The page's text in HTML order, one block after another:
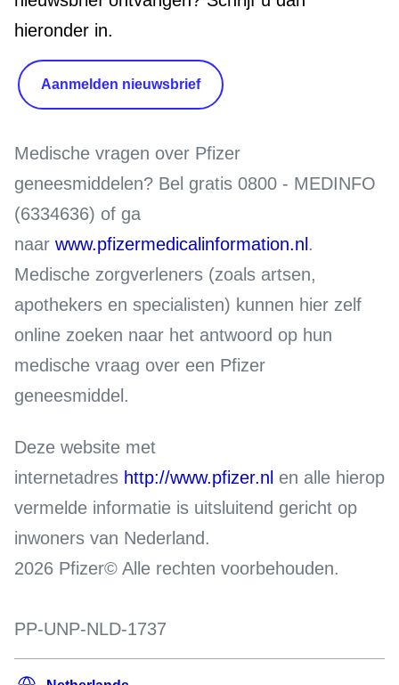
hieronder in.
Aanmelden nieuwsbrief
Medische vragen over Pfizer
geneesmiddelen? Bel gratis 0800 - MEDINFO
(6334636) of ga
naar www.pfizermedicalinformation.nl .
Medische zorgverleners (zoals artsen,
apothekers en specialisten) kunnen hier zelf
online zoeken naar het antwoord op hun
medische vraag over een Pfizer
geneesmiddel.
Deze website met
internetadres http://www.pfizer.nl en alle hierop
vermelde informatie is uitsluitend gericht op
inwoners van Nederland.
2026 Pfizer© Alle rechten voorbehouden.
PP-UNP-NLD-1737